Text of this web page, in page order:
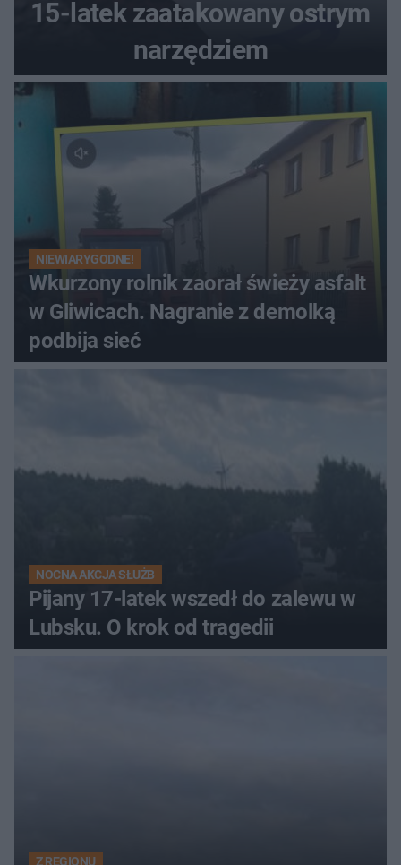
15-latek zaatakowany ostrym
narzędziem
NIEWIARYGODNE!
Wkurzony rolnik zaorał świeży asfalt
w Gliwicach. Nagranie z demolką
podbija sieć
NOCNA AKCJA SŁUŻB
Pijany 17-latek wszedł do zalewu w
Lubsku. O krok od tragedii
Z REGIONU